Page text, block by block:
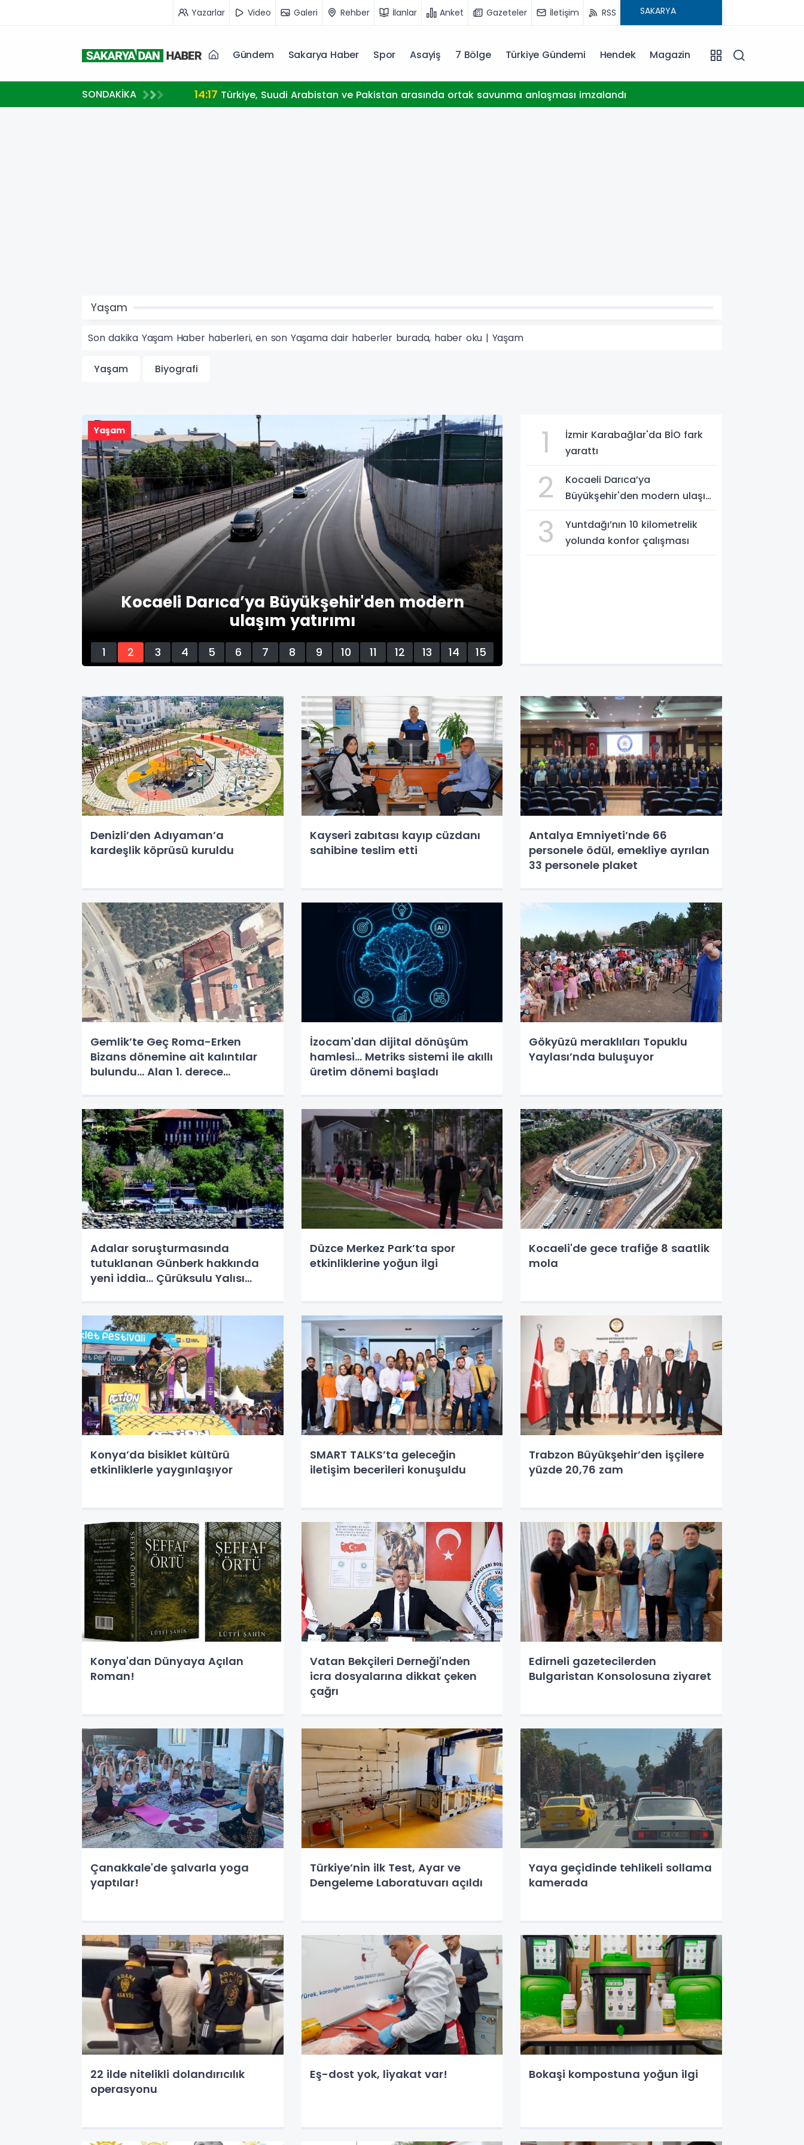
Yazarlar Video Galeri Rehber İlanlar Anket Gazeteler İletişim RSS
Gündem Sakarya Haber Spor Asayiş 7 Bölge Türkiye Gündemi Hendek Magazin
SONDAKİKA 14:17 Türkiye, Suudi Arabistan ve Pakistan arasında ortak savunma anlaşması imzalandı
Yaşam
Son dakika Yaşam Haber haberleri, en son Yaşama dair haberler burada, haber oku | Yaşam
Yaşam Biyografi
Yaşam
Kocaeli Darıca’ya Büyükşehir'den modern
ulaşım yatırımı
Yaşam
1 2 3 4 5 6 7 8 9 10 11 12 13 14 15
1
İzmir Karabağlar'da BİO fark
yarattı
2
Kocaeli Darıca’ya
Büyükşehir'den modern ulaşım
3
Yuntdağı’nın 10 kilometrelik
yolunda konfor çalışması
Denizli’den Adıyaman’a
kardeşlik köprüsü kuruldu
Kayseri zabıtası kayıp cüzdanı
sahibine teslim etti
Antalya Emniyeti’nde 66
personele ödül, emekliye ayrılan
33 personele plaket
Gemlik’te Geç Roma-Erken
Bizans dönemine ait kalıntılar
bulundu... Alan 1. derece
İzocam'dan dijital dönüşüm
hamlesi... Metriks sistemi ile akıllı
üretim dönemi başladı
Gökyüzü meraklıları Topuklu
Yaylası’nda buluşuyor
Adalar soruşturmasında
tutuklanan Günberk hakkında
yeni iddia... Çürüksulu Yalısı
Düzce Merkez Park’ta spor
etkinliklerine yoğun ilgi
Kocaeli'de gece trafiğe 8 saatlik
mola
Konya’da bisiklet kültürü
etkinliklerle yaygınlaşıyor
SMART TALKS’ta geleceğin
iletişim becerileri konuşuldu
Trabzon Büyükşehir’den işçilere
yüzde 20,76 zam
Konya'dan Dünyaya Açılan
Roman!
Vatan Bekçileri Derneği'nden
icra dosyalarına dikkat çeken
çağrı
Edirneli gazetecilerden
Bulgaristan Konsolosuna ziyaret
Çanakkale'de şalvarla yoga
yaptılar!
Türkiye’nin ilk Test, Ayar ve
Dengeleme Laboratuvarı açıldı
Yaya geçidinde tehlikeli sollama
kamerada
22 ilde nitelikli dolandırıcılık
operasyonu
Eş-dost yok, liyakat var! Bokaşi kompostuna yoğun ilgi